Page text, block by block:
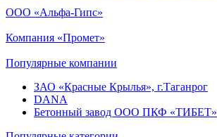
ООО «Альфа-Гипс»
Компания «Промет»
Популярные компании
ЗАО «Красные Крылья», г.Таганрог
DANA
Бетонный завод ООО ПКФ «ТИБЕТ»